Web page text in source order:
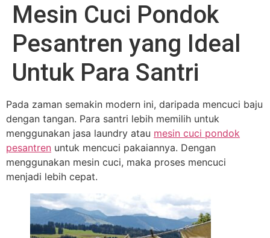
Mesin Cuci Pondok
Pesantren yang Ideal
Untuk Para Santri
Pada zaman semakin modern ini, daripada mencuci baju
dengan tangan. Para santri lebih memilih untuk
menggunakan jasa laundry atau mesin cuci pondok
pesantren untuk mencuci pakaiannya. Dengan
menggunakan mesin cuci, maka proses mencuci
menjadi lebih cepat.